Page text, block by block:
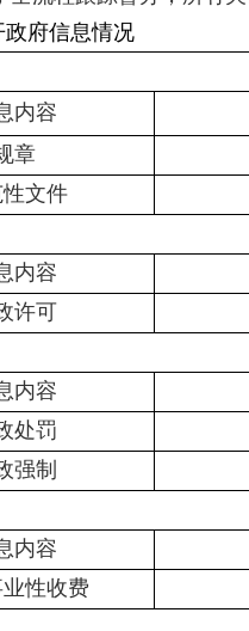
府信息情况
内容
章
文件
内容
许可
内容
处罚
强制
内容
性收费